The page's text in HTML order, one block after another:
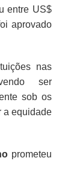
entre US$
aprovado
nas
ser
sob os
a equidade
prometeu